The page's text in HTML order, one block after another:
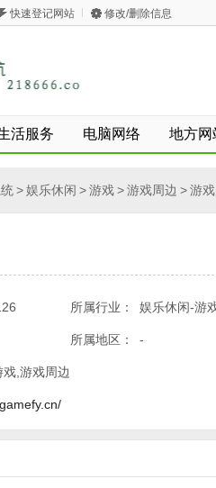
快速登记网站 修改/删除信息
活服务 电脑网络 地方网
>娱乐休闲 >游戏>游戏周边 >游
所属行业： 娱乐休闲-游
所属地区： -
,游戏周边